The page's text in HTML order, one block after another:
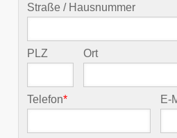
Straße / Hausnummer
PLZ Ort
Telefon* E-